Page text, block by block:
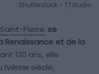
Shutterstock – TTstudio
Pierre se
Renaissance et de la
120 ans, elle
IVème siècle,